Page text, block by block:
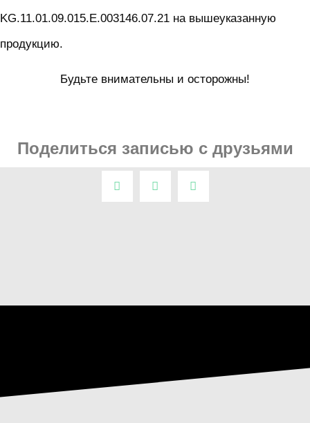
KG.11.01.09.015.E.003146.07.21 на вышеуказанную
продукцию.
Будьте внимательны и осторожны!
Поделиться записью с друзьями